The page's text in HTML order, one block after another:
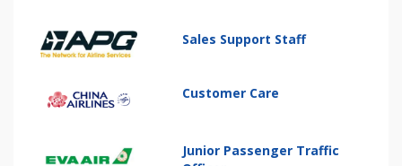
Sales Support Staff
Customer Care
Junior Passenger Traffic